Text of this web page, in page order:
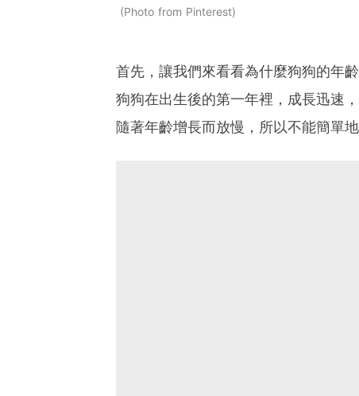
Photo from Pinterest
首先，讓我們來看看為什麼狗狗的年
狗狗在出生後的第一年裡，成長迅速
隨著年齡增長而放慢，所以不能簡單